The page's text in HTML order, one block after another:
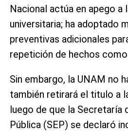
Nacional actúa en apego a
universitaria; ha adoptado
preventivas adicionales
repetición de hechos
Sin embargo, la UNAM no
también retirará el titulo a
luego de que la Secretaría
Pública (SEP) se declaró